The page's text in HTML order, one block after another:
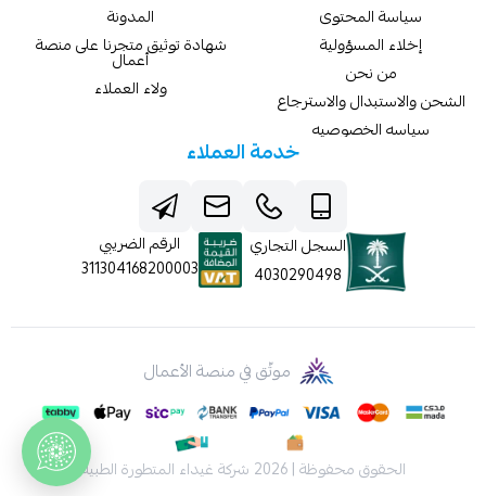
سياسة المحتوى
إخلاء المسؤولية
من نحن
الشحن والاستبدال والاسترجاع
سياسه الخصوصيه
المدونة
شهادة توثيق متجرنا على منصة
أعمال
ولاء العملاء
خدمة العملاء
السجل التجاري
4030290498
الرقم الضريبي
311304168200003
موثّق في منصة الأعمال
الحقوق محفوظة | 2026 شركة غيداء المتطورة الطبية